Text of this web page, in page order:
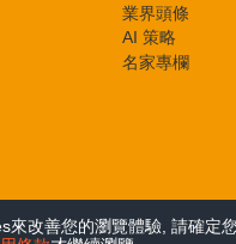
來改善您的瀏覽體驗, 請確定
業界頭條
AI 策略
名家專欄
Rights Reserved.